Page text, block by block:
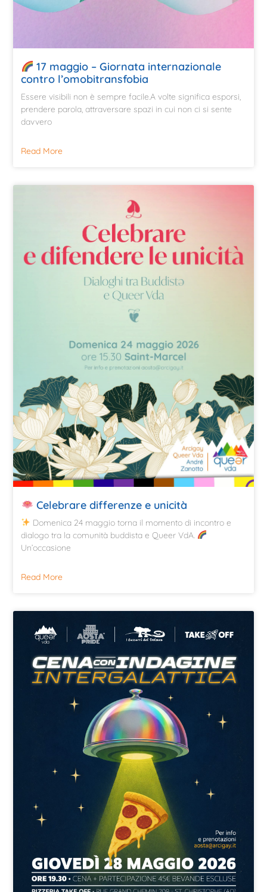
17 maggio – Giornata internazionale
contro l’omobitransfobia
Essere visibili non è sempre facile.A volte significa esporsi,
prendere parola, attraversare spazi in cui non ci si sente
davvero
Read More
Celebrare differenze e unicità
Domenica 24 maggio torna il momento di incontro e
dialogo tra la comunità buddista e Queer VdA.
Un’occasione
Read More